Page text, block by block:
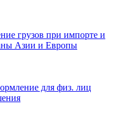
грузов при импорте и
Азии и Европы
для физ. лиц